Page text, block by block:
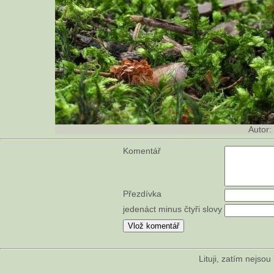
Autor:
Komentář
Přezdívka
jedenáct minus čtyři slovy
Lituji, zatím